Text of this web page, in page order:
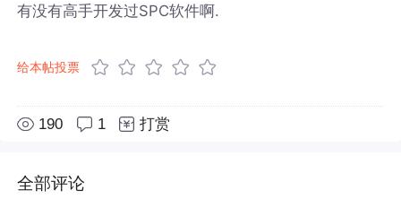
有没有高手开发过SPC软件啊.
给本帖投票
190 1 打赏
全部评论